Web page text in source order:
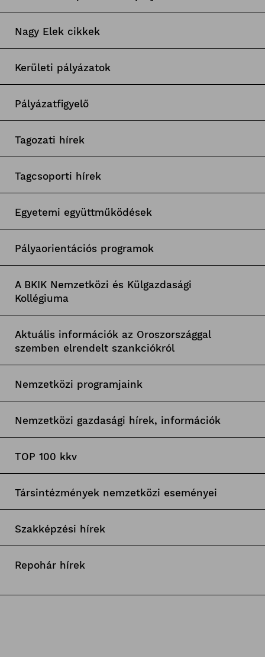
Nagy Elek cikkek
Kerületi pályázatok
Pályázatfigyelő
Tagozati hírek
Tagcsoporti hírek
Egyetemi együttműködések
Pályaorientációs programok
A BKIK Nemzetközi és Külgazdasági
Kollégiuma
Aktuális információk az Oroszországgal
szemben elrendelt szankciókról
Nemzetközi programjaink
Nemzetközi gazdasági hírek, információk
TOP 100 kkv
Társintézmények nemzetközi eseményei
Szakképzési hírek
Repohár hírek